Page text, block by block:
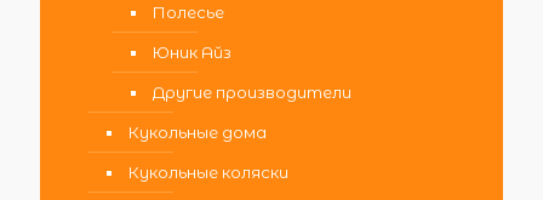
Полесье
Юник Айз
Другие производители
Кукольные дома
Кукольные коляски